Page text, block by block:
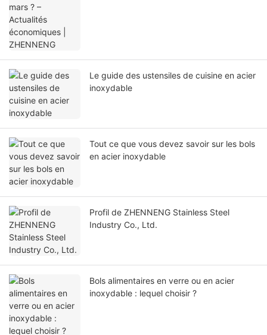
Le guide des ustensiles de cuisine en acier
inoxydable
Tout ce que vous devez savoir sur les bols
en acier inoxydable
Profil de ZHENNENG Stainless Steel
Industry Co., Ltd.
Bols alimentaires en verre ou en acier
inoxydable : lequel choisir ?